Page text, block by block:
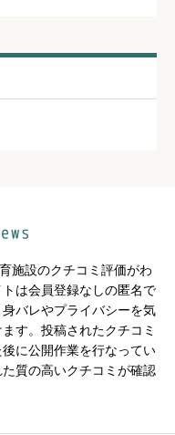
必須

必須

施設のクチコミ評価がわ
は会員登録なしの匿名で
バレやプライバシーを気
す。投稿されたクチコミ
に公開作業を行なってい
質の高いクチコミが確認